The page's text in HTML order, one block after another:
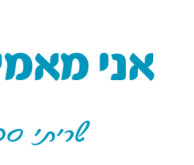
אני
שריתי